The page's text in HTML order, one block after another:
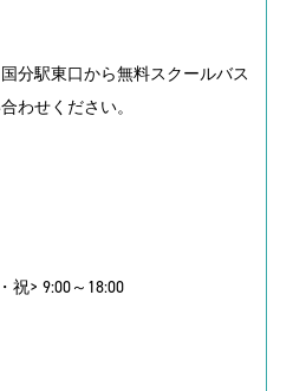
分駅東口から無料スクールバス
わせください。
祝> 9:00～18:00